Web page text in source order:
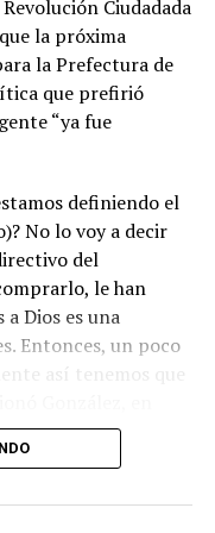
Ciudadada
la próxima
la Prefectura de
que prefirió
“ya fue
definiendo el
No lo voy a decir
del
le han
Dios es una
Entonces, un poco
así tenemos que
Ecuador en
la gente decir: ¿te